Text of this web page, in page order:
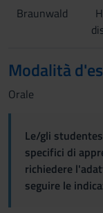
Braunwald
Modalità
Orale
Le/gli
specifici di
richiedere
seguire le